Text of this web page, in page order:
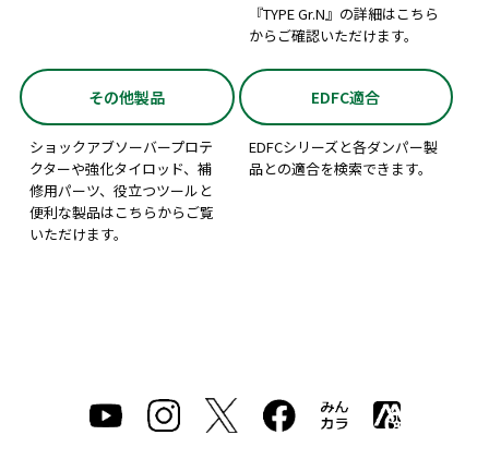
『TYPE Gr.N』の詳細はこちら
からご確認いただけます。
その他製品
ショックアブソーバープロテ
クターや強化タイロッド、補
修用パーツ、役立つツールと
便利な製品はこちらからご覧
いただけます。
EDFC適合
EDFCシリーズと各ダンパー製
品との適合を検索できます。